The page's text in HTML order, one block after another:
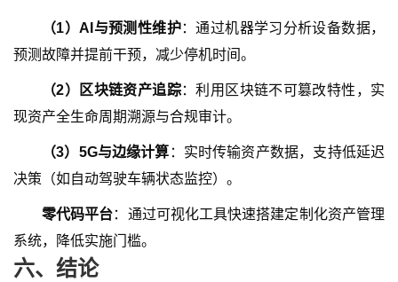
（1）AI与预测性维护：通过机器学习分析设备数据，
预测故障并提前干预，减少停机时间。
（2） 区块链资产追踪：利用区块链不可篡改特性，实
现资产全生命周期溯源与合规审计。
（3） 5G与边缘计算 ：实时传输资产数据，支持低延迟
决策（如自动驾驶车辆状态监控）。
零代码平台：通过可视化工具快速搭建定制化资产管理
系统，降低实施门槛。
六、结论